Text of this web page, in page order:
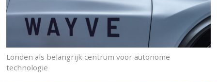
Londen als belangrijk centrum voor autonome
technologie